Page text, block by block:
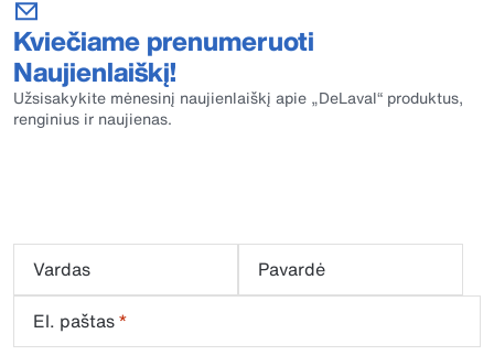
Kviečiame prenumeruoti
Naujienlaiškį!
Užsisakykite mėnesinį naujienlaiškį apie „DeLaval“ produktus,
renginius ir naujienas.
Vardas
Pavardė
El. paštas*